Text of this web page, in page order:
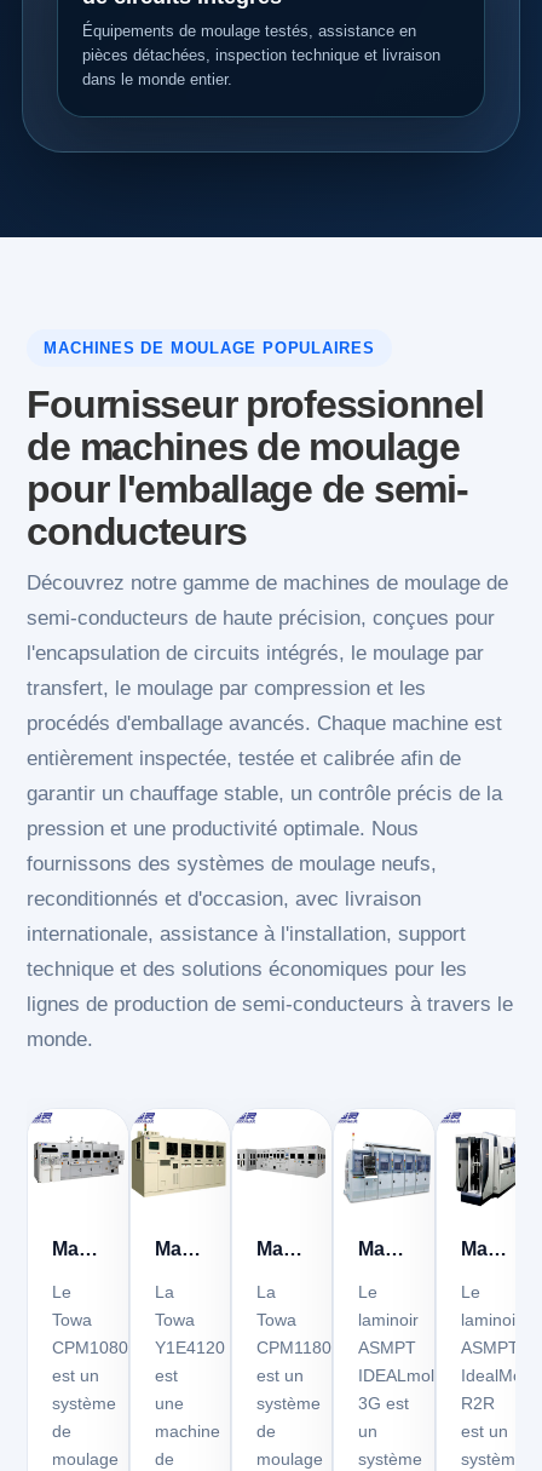
Équipements de moulage testés, assistance en
pièces détachées, inspection technique et livraison
dans le monde entier.
MACHINES DE MOULAGE POPULAIRES
Fournisseur professionnel
de machines de moulage
pour l'emballage de semi-
conducteurs
Découvrez notre gamme de machines de moulage de
semi-conducteurs de haute précision, conçues pour
l'encapsulation de circuits intégrés, le moulage par
transfert, le moulage par compression et les
procédés d'emballage avancés. Chaque machine est
entièrement inspectée, testée et calibrée afin de
garantir un chauffage stable, un contrôle précis de la
pression et une productivité optimale. Nous
fournissons des systèmes de moulage neufs,
reconditionnés et d'occasion, avec livraison
internationale, assistance à l'installation, support
technique et des solutions économiques pour les
lignes de production de semi-conducteurs à travers le
monde.
Machine
moulage
Towa
CPM1080
Le
Towa
CPM1080
est un
système
de
moulage
Machine
moulage
Towa
Y1E4120
La
Towa
Y1E4120
est
une
machine
de
Machine
moulage
Towa
CPM1180
La
Towa
CPM1180
est un
système
de
moulage
Machine
scellage
de
plastique
IDEALmold
Le
laminoir
ASMPT
IDEALmold™
3G est
un
système
Machine
scellage
de
Le
laminoir
ASMPT
R2R
est un
système